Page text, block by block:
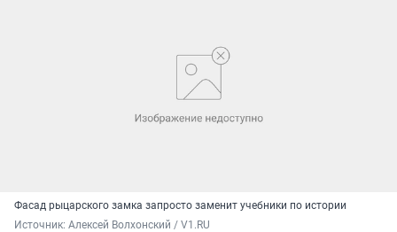
Фасад рыцарского замка запросто заменит учебники по истории
Источник: Алексей Волхонский / V1.RU